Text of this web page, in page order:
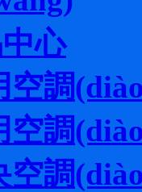
心
空調
空調
空調